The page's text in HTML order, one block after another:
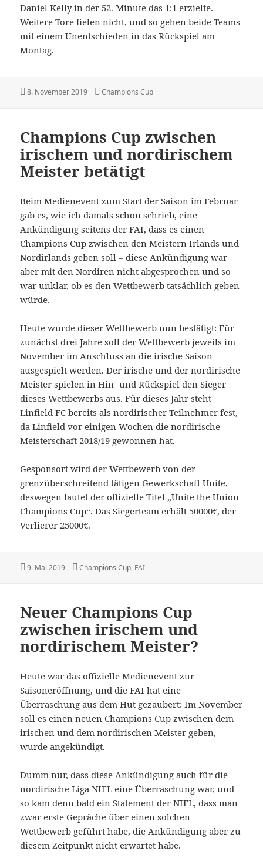
Daniel Kelly in der 52. Minute das 1:1 erzielte.
Weitere Tore fielen nicht, und so gehen beide Teams
mit einem Unentschieden in das Rückspiel am
Montag.
Veröffentlicht
8. November 2019 Kategorien
Champions Cup
Champions Cup zwischen
irischem und nordirischem
Meister betätigt
Beim Medienevent zum Start der Saison im Februar
gab es,wie ich damals schon schrieb, eine
Ankündigung seitens der FAI, dass es einen
Champions Cup zwischen den Meistern Irlands und
Nordirlands geben soll – diese Ankündigung war
aber mit den Nordiren nicht abgesprochen und so
war unklar, ob es den Wettbewerb tatsächlich geben
würde.
Heute wurde dieser Wettbewerb nun bestätigt: Für
zunächst drei Jahre soll der Wettbewerb jeweils im
November im Anschluss an die irische Saison
ausgespielt werden. Der irische und der nordirische
Meister spielen in Hin- und Rückspiel den Sieger
dieses Wettbewerbs aus. Für dieses Jahr steht
Linfield FC bereits als nordirischer Teilnehmer fest,
da Linfield vor einigen Wochen die nordirische
Meisterschaft 2018/19 gewonnen hat.
Gesponsort wird der Wettbewerb von der
grenzüberschreitend tätigen Gewerkschaft Unite,
deswegen lautet der offizielle Titel „Unite the Union
Champions Cup“. Das Siegerteam erhält 50000€, der
Verlierer 25000€.
Veröffentlicht
9. Mai 2019 Kategorien
Champions Cup, FAI
Neuer Champions Cup
zwischen irischem und
nordirischem Meister?
Heute war das offizielle Medienevent zur
Saisoneröffnung, und die FAI hat eine
Überraschung aus dem Hut gezaubert: Im November
soll es einen neuen Champions Cup zwischen dem
irischen und dem nordirischen Meister geben,
wurde angekündigt.
Dumm nur, dass diese Ankündigung auch für die
nordirische Liga NIFL eine Überraschung war, und
so kam denn bald ein Statement der NIFL, dass man
zwar erste Gepräche über einen solchen
Wettbewerb geführt habe, die Ankündigung aber zu
diesem Zeitpunkt nicht erwartet habe.